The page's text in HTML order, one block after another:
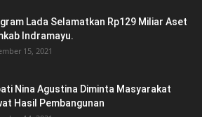
Lada Selamatkan Rp129 Miliar Aset
Indramayu.
15, 2021
Nina Agustina Diminta Masyarakat
Hasil Pembangunan